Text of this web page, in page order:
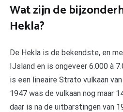
Wat zijn de
Hekla?
De Hekla is de bekendste, en
IJsland en is ongeveer 6.000 à
is een lineaire Strato vulkaan
1947 was de vulkaan nog maar
daar is na de uitbarstingen van